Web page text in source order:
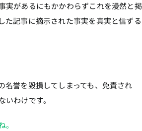
実があるにもかかわらずこれを漫然と掲
記事に摘示された事実を真実と信ずる
名誉を毀損してしまっても、免責され
わけです。